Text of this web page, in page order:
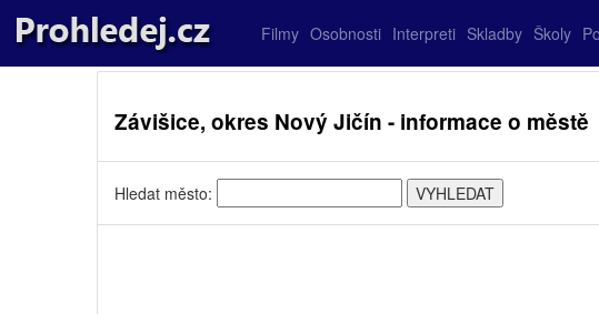
Filmy Osobnosti Interpreti Skladby Školy
Závišice, okres Nový Jičín - informace o městě
Hledat město: